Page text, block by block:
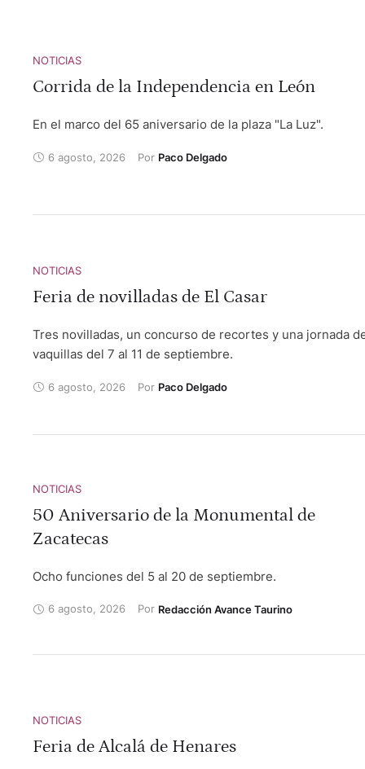
NOTICIAS
Corrida de la Independencia en León
En el marco del 65 aniversario de la plaza "La Luz".
6 agosto, 2026 Por Paco Delgado
NOTICIAS
Feria de novilladas de El Casar
Tres novilladas, un concurso de recortes y una jornada
vaquillas del 7 al 11 de septiembre.
6 agosto, 2026 Por Paco Delgado
NOTICIAS
50 Aniversario de la Monumental de
Zacatecas
Ocho funciones del 5 al 20 de septiembre.
6 agosto, 2026 Por Redacción Avance Taurino
NOTICIAS
Feria de Alcalá de Henares